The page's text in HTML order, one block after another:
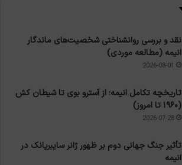
نقد و بررسی روانشناختی شخصیت‌های ماندگار
انیمه (مطالعه موردی)
2026-08-01
تاریخچه تکامل انیمه؛ از آسترو بوی تا شیطان کش
(۱۹۶۰ تا امروز)
2026-07-28
تأثیر جنگ جهانی دوم بر ظهور ژانر سایبرپانک در
انیمه